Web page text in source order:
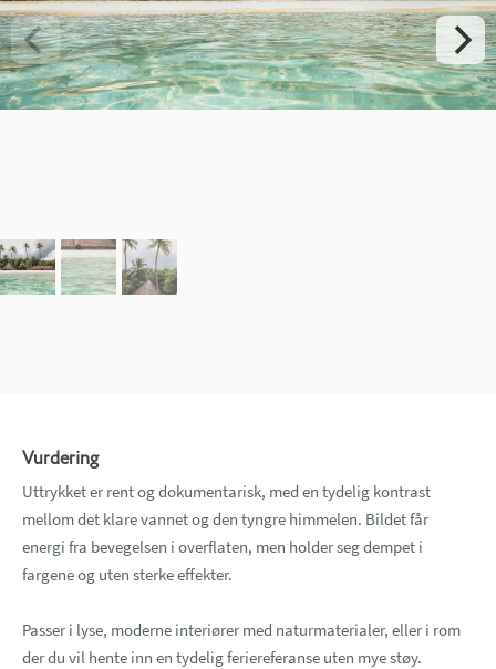
Vurdering
Uttrykket er rent og dokumentarisk, med en tydelig kontrast
mellom det klare vannet og den tyngre himmelen. Bildet får
energi fra bevegelsen i overflaten, men holder seg dempet i
fargene og uten sterke effekter.
Passer i lyse, moderne interiører med naturmaterialer, eller i rom
der du vil hente inn en tydelig feriereferanse uten mye støy.